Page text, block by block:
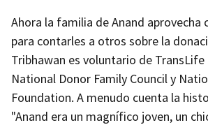
Ahora la familia de Anand aprovecha
para contarles a otros sobre la
Tribhawan es voluntario de TransLife
National Donor Family Council y
Foundation. A menudo cuenta la
"Anand era un magnífico joven, un